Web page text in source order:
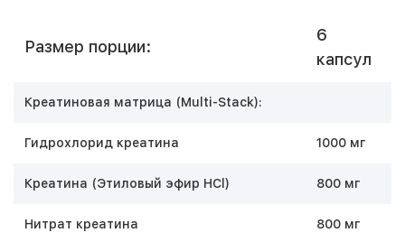
Размер порции:
6
капсул
Креатиновая матрица (Multi-Stack):
Гидрохлорид креатина 1000 мг
Креатина (Этиловый эфир HCl) 800 мг
Нитрат креатина 800 мг